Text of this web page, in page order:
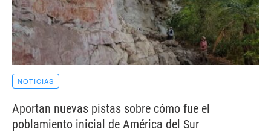
NOTICIAS
Aportan nuevas pistas sobre cómo fue el
poblamiento inicial de América del Sur